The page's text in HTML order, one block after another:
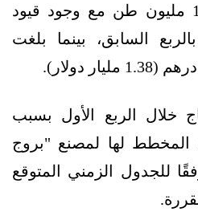
سنوي لتصل إلى 1.157 مليون طن مع وجود قيود
السابق، بينما بلغت
خلال الربع الأول بسبب
المخطط لها لمصنع "بروج
للجدول الزمني المتوقع